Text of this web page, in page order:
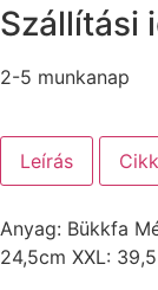
Szállítási
2-5 munkanap
Leírás
Anyag: Bükkfa
24,5cm XXL: